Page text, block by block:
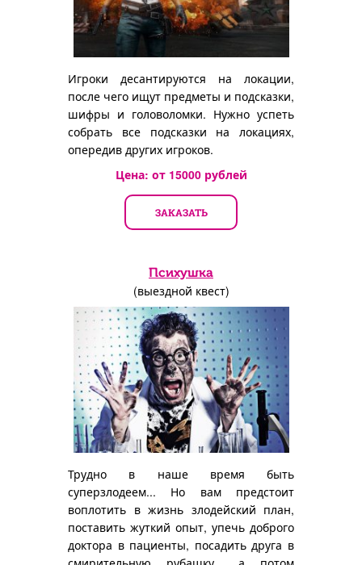
Игроки десантируются на локации,
после чего ищут предметы и подсказки,
шифры и головоломки. Нужно успеть
собрать все подсказки на локациях,
опередив других игроков.
Цена: от 15000рублей
ЗАКАЗАТЬ
Психушка
(выездной квест)
Трудно в наше время быть
суперзлодеем... Но вам предстоит
воплотить в жизнь злодейский план,
поставить жуткий опыт, упечь доброго
доктора в пациенты, посадить друга в